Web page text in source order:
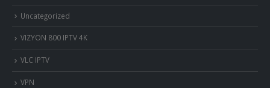
Uncategorized
VIZYON 800 IPTV 4K
VLC IPTV
VPN